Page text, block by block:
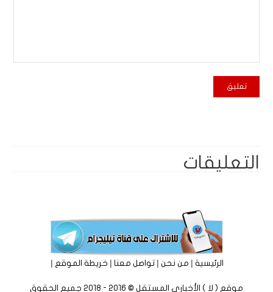
التعليقات
الرئيسية|من نحن|تواصل معنا|خريطة الموقع |
موقع ( لا ) الأخباري المستقل © 2016 - 2018 جميع الحقوق